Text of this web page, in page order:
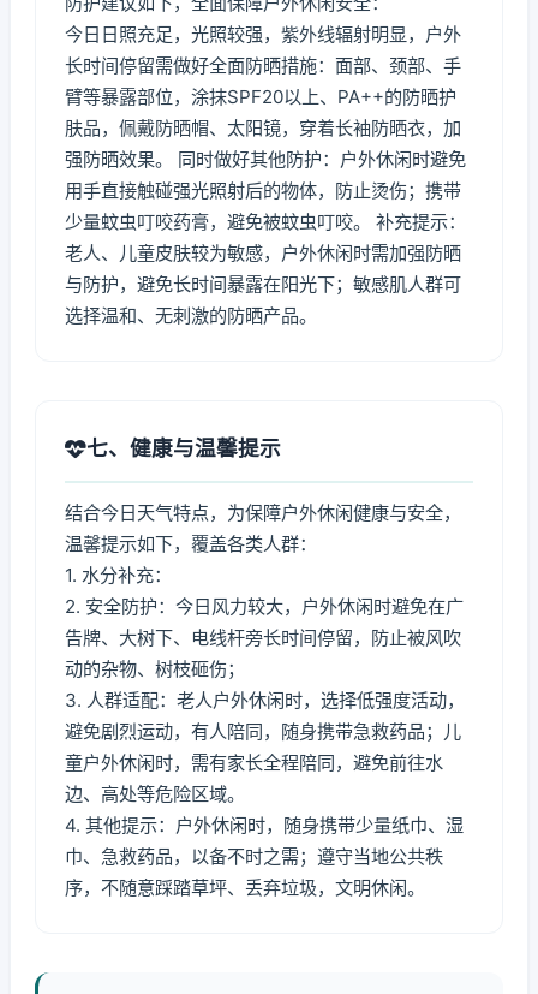
今日日照充足，光照较强，紫外线辐射明显，户外
长时间停留需做好全面防晒措施：面部、颈部、手
臂等暴露部位，涂抹SPF20以上、PA++的防晒护
肤品，佩戴防晒帽、太阳镜，穿着长袖防晒衣，加
强防晒效果。 同时做好其他防护：户外休闲时避免
用手直接触碰强光照射后的物体，防止烫伤；携带
少量蚊虫叮咬药膏，避免被蚊虫叮咬。 补充提示：
老人、儿童皮肤较为敏感，户外休闲时需加强防晒
与防护，避免长时间暴露在阳光下；敏感肌人群可
选择温和、无刺激的防晒产品。
七、健康与温馨提示
结合今日天气特点，为保障户外休闲健康与安全，
温馨提示如下，覆盖各类人群：
1. 水分补充：
2. 安全防护：今日风力较大，户外休闲时避免在广
告牌、大树下、电线杆旁长时间停留，防止被风吹
动的杂物、树枝砸伤；
3. 人群适配：老人户外休闲时，选择低强度活动，
避免剧烈运动，有人陪同，随身携带急救药品；儿
童户外休闲时，需有家长全程陪同，避免前往水
边、高处等危险区域。
4. 其他提示：户外休闲时，随身携带少量纸巾、湿
巾、急救药品，以备不时之需；遵守当地公共秩
序，不随意踩踏草坪、丢弃垃圾，文明休闲。